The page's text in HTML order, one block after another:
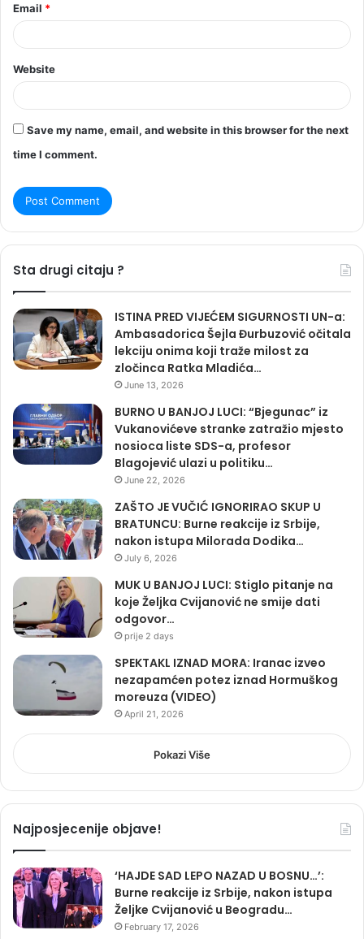
Email *
Website
Save my name, email, and website in this browser for the next
time I comment.
Sta drugi citaju ?
ISTINA PRED VIJEĆEM SIGURNOSTI UN-a:
Ambasadorica Šejla Đurbuzović očitala
lekciju onima koji traže milost za
zločinca Ratka Mladića…
June 13, 2026
BURNO U BANJOJ LUCI: “Bjegunac” iz
Vukanovićeve stranke zatražio mjesto
nosioca liste SDS-a, profesor
Blagojević ulazi u politiku…
June 22, 2026
ZAŠTO JE VUČIĆ IGNORIRAO SKUP U
BRATUNCU: Burne reakcije iz Srbije,
nakon istupa Milorada Dodika…
July 6, 2026
MUK U BANJOJ LUCI: Stiglo pitanje na
koje Željka Cvijanović ne smije dati
odgovor…
prije 2 days
SPEKTAKL IZNAD MORA: Iranac izveo
nezapamćen potez iznad Hormuškog
moreuza (VIDEO)
April 21, 2026
Pokazi Više
Najposjecenije objave!
‘HAJDE SAD LEPO NAZAD U BOSNU…’:
Burne reakcije iz Srbije, nakon istupa
Željke Cvijanović u Beogradu…
February 17, 2026